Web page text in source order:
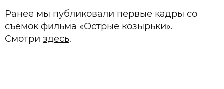
Ранее мы публиковали первые кадры со
съемок фильма «Острые козырьки».
Смотри здесь.